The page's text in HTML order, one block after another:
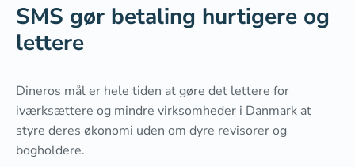
SMS gør betaling hurtigere og
lettere
Dineros mål er hele tiden at gøre det lettere for
iværksættere og mindre virksomheder i Danmark at
styre deres økonomi uden om dyre revisorer og
bogholdere.